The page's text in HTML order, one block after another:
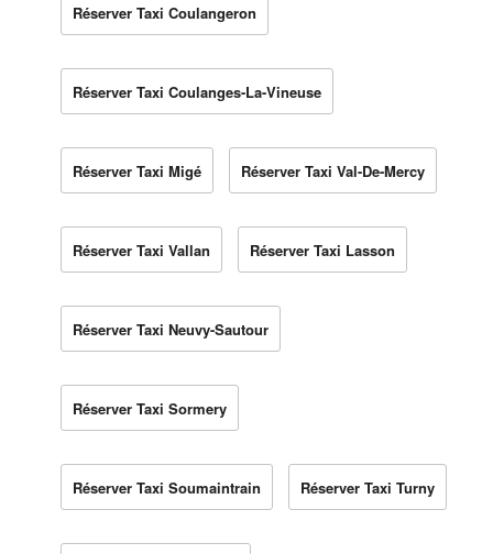
Réserver Taxi Coulangeron
Réserver Taxi Coulanges-La-Vineuse
Réserver Taxi Migé Réserver Taxi Val-De-Mercy
Réserver Taxi Vallan Réserver Taxi Lasson
Réserver Taxi Neuvy-Sautour
Réserver Taxi Sormery
Réserver Taxi Soumaintrain Réserver Taxi Turny